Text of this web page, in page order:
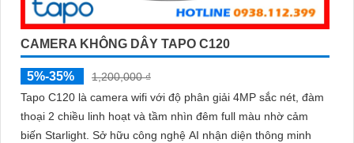
CAMERA KHÔNG DÂY TAPO C120
5%-35%
1,200,000 ₫
Tapo C120 là camera wifi với độ phân giải 4MP sắc nét, đàm
thoại 2 chiều linh hoạt và tầm nhìn đêm full màu nhờ cảm
biến Starlight. Sở hữu công nghệ AI nhận diện thông minh